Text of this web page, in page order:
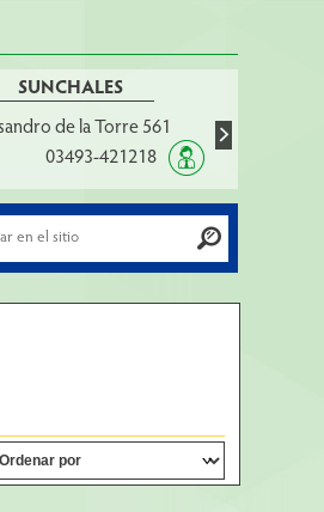
SUNCHALES
de la Torre 561
03493-421218
1
3
5